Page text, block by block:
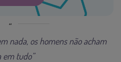
nada, os homens não acham
em tudo”